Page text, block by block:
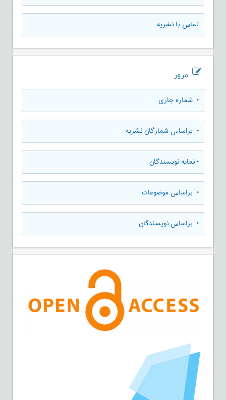
تماس با نشریه
مرور
• شماره جاری
• براساس شمارگان نشریه
•نمایه نویسندگان
• براساس موضوعات
• براساس نویسندگان